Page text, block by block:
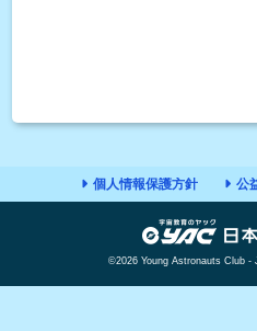
個人情報保護方針 公
©2026 Young Astronauts Club -